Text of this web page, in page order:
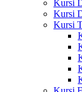
Kursi
Kursi
Kursi